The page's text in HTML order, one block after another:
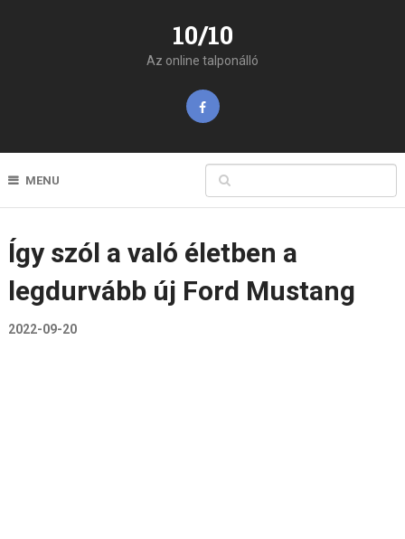
10/10
Az online talponálló
MENU
Így szól a való életben a
legdurvább új Ford Mustang
2022-09-20